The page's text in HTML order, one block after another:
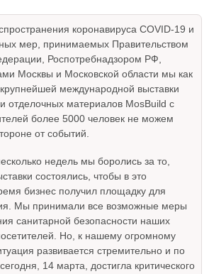
коронавируса COVID-19 и
мер, принимаемых Правительством
Роспотребнадзором РФ,
Москвы и Московской области мы как
международной выставки
отделочных материалов MosBuild с
более 5000 человек не можем
от событий.
недель мы боролись за то,
состоялись, чтобы в это
бизнес получил площадку для
Мы принимали все возможные меры
санитарной безопасности наших
Но, к нашему огромному
развивается стремительно и по
14 марта, достигла критического